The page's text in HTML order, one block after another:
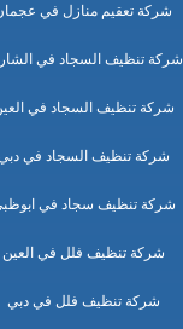
شركة تعقيم منازل في
شركة تنظيف السجاد في
شركة تنظيف السجاد في
شركة تنظيف السجاد في
شركة تنظيف سجاد في
شركة تنظيف فلل في العين
شركة تنظيف فلل في دبي